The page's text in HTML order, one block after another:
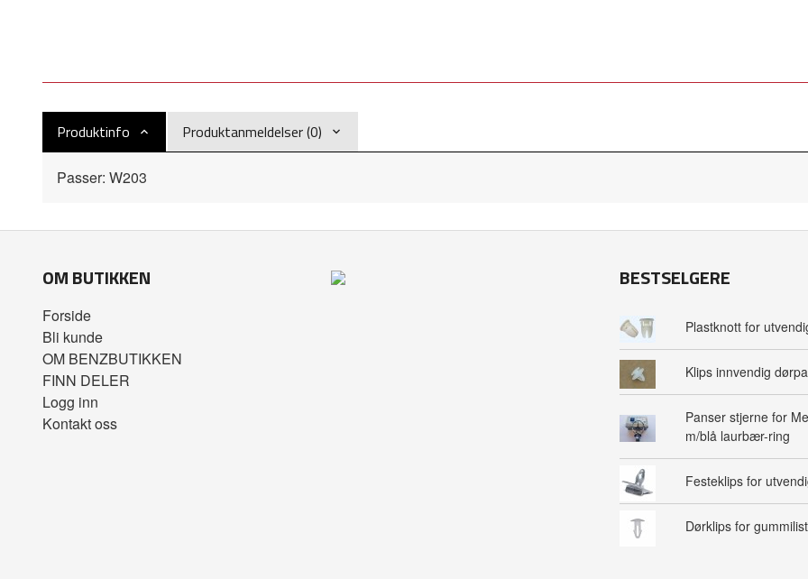
Produktinfo Produktanmeldelser (0)
Passer: W203
OM BUTIKKEN
Forside
Bli kunde
OM BENZBUTIKKEN
FINN DELER
Logg inn
Kontakt oss
BESTSELGERE
Plastknott for
Klips innvendig
Panser stjerne for
m/blå laurbær-ring
Festeklips for
Dørklips for gummilist